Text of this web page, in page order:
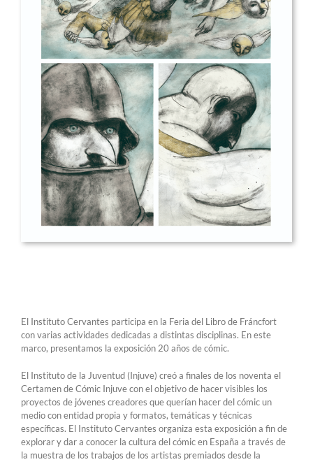
El Instituto Cervantes participa en la Feria del Libro de Fráncfort
con varias actividades dedicadas a distintas disciplinas. En este
marco, presentamos la exposición 20 años de cómic.
El Instituto de la Juventud (Injuve) creó a finales de los noventa el
Certamen de Cómic Injuve con el objetivo de hacer visibles los
proyectos de jóvenes creadores que querían hacer del cómic un
medio con entidad propia y formatos, temáticas y técnicas
específicas. El Instituto Cervantes organiza esta exposición a fin de
explorar y dar a conocer la cultura del cómic en España a través de
la muestra de los trabajos de los artistas premiados desde la